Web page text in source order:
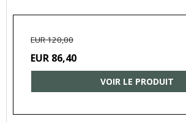
EUR 120,00
EUR 86,40
VOIR LE PRODUIT